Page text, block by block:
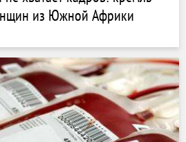
из Южной Африки